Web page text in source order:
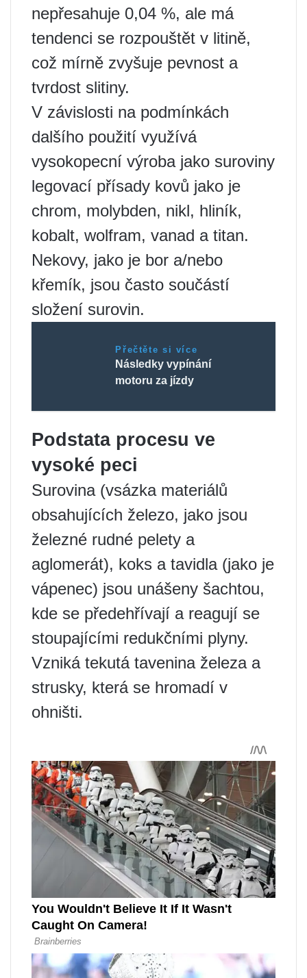
nepřesahuje 0,04 %, ale má
tendenci se rozpouštět v litině,
což mírně zvyšuje pevnost a
tvrdost slitiny.
V závislosti na podmínkách
dalšího použití využívá
vysokopecní výroba jako suroviny
legovací přísady kovů jako je
chrom, molybden, nikl, hliník,
kobalt, wolfram, vanad a titan.
Nekovy, jako je bor a/nebo
křemík, jsou často součástí
složení surovin.
Přečtěte si více
Následky vypínání
motoru za jízdy
Podstata procesu ve
vysoké peci
Surovina (vsázka materiálů
obsahujících železo, jako jsou
železné rudné pelety a
aglomerát), koks a tavidla (jako je
vápenec) jsou unášeny šachtou,
kde se předehřívají a reagují se
stoupajícími redukčními plyny.
Vzniká tekutá tavenina železa a
strusky, která se hromadí v
ohništi.